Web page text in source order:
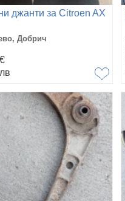
джанти за Citroen AX
Добрич
€
лв